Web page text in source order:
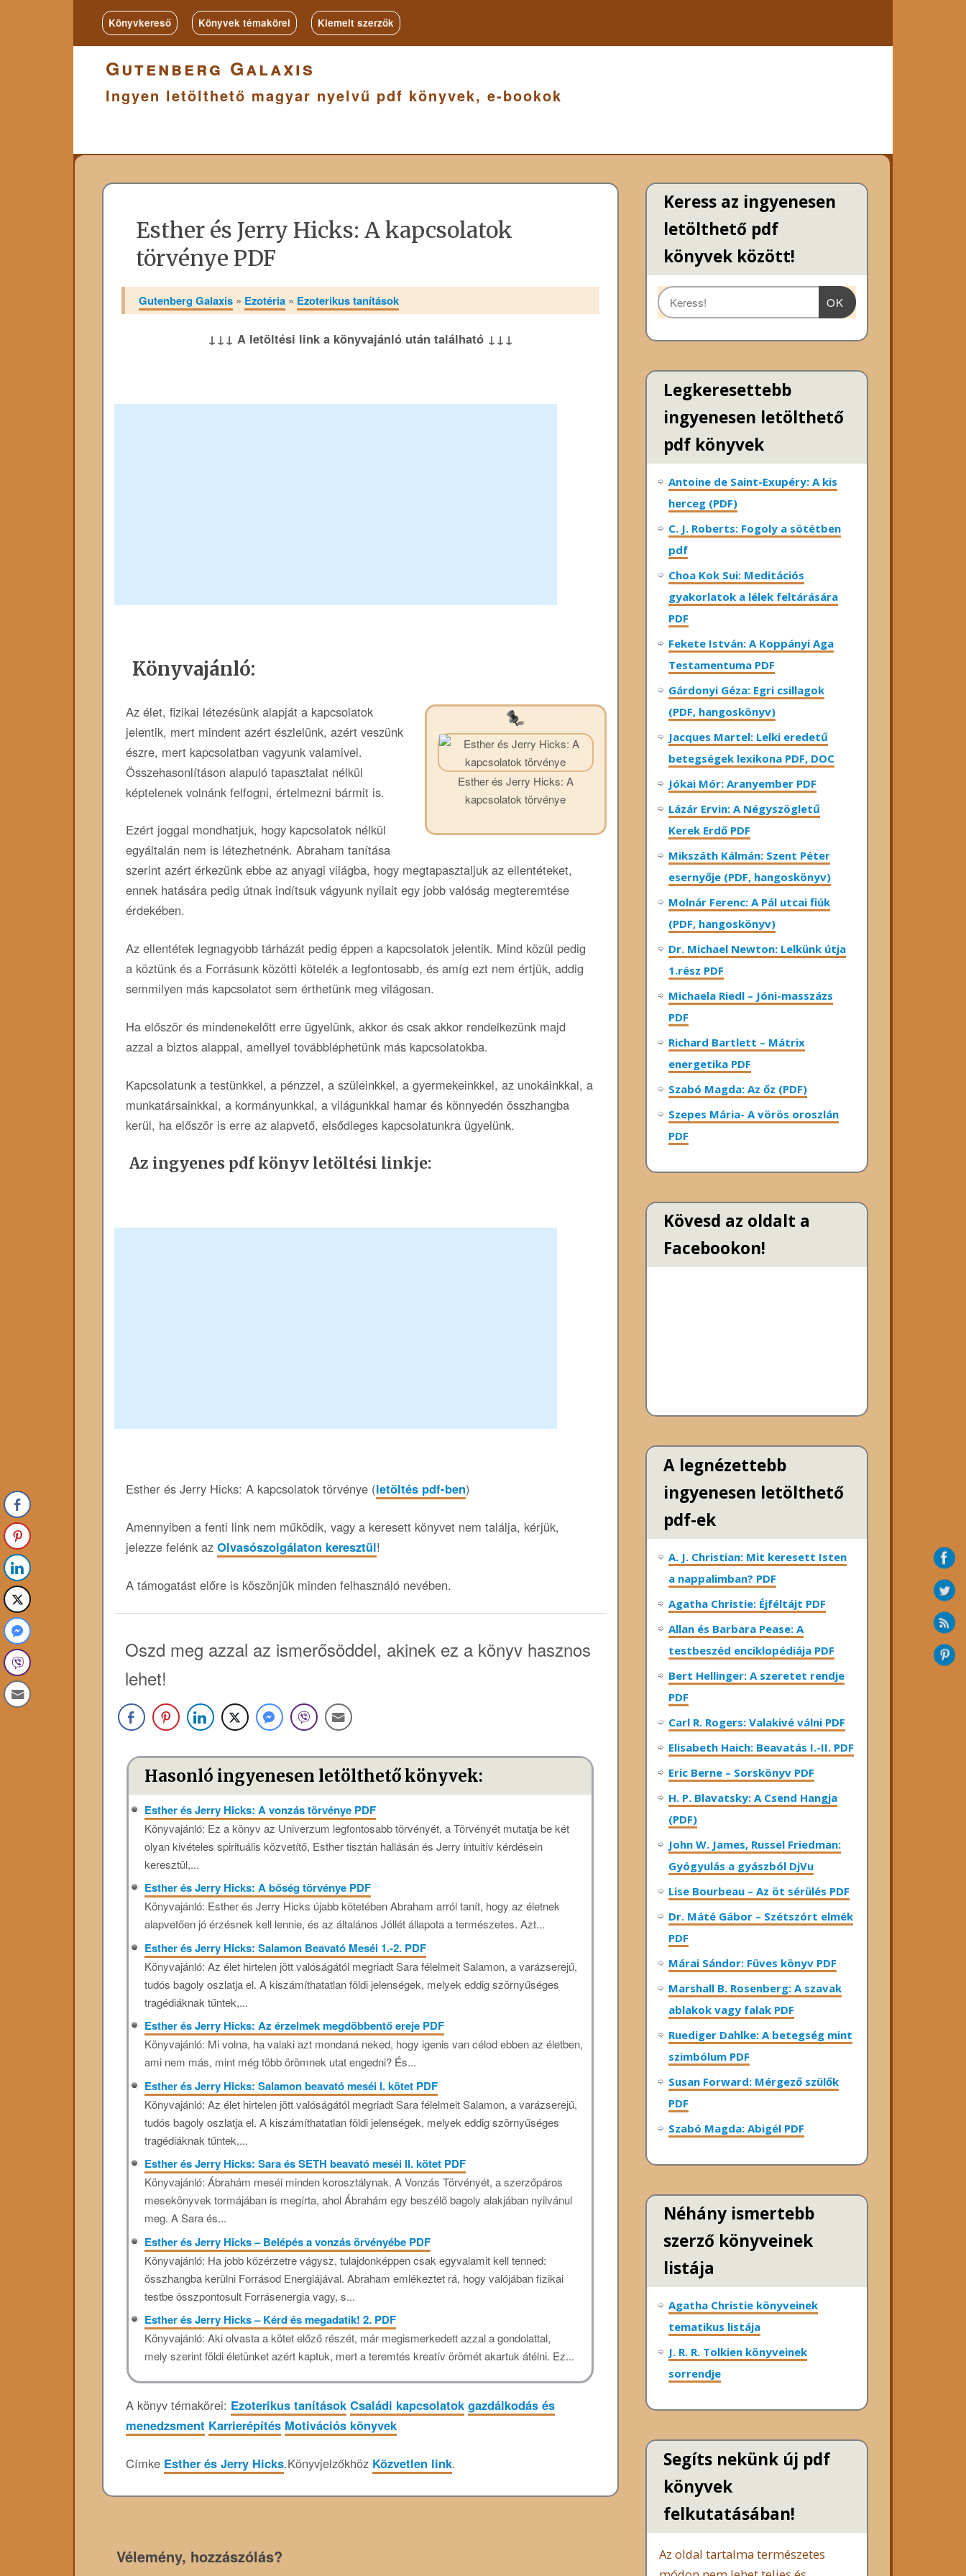
Könyvkereső Könyvek témakörei Kiemelt szerzők
Gutenberg Galaxis
Ingyen letölthető magyar nyelvű pdf könyvek, e-bookok
Esther és Jerry Hicks: A kapcsolatok
törvénye PDF
Gutenberg Galaxis » Ezotéria » Ezoterikus tanítások
↓↓↓ A letöltési link a könyvajánló után található ↓↓↓
Könyvajánló:
Esther és Jerry Hicks: A
kapcsolatok törvénye
Az élet, fizikai létezésünk alapját a kapcsolatok
jelentik, mert mindent azért észlelünk, azért veszünk
észre, mert kapcsolatban vagyunk valamivel.
Összehasonlításon alapuló tapasztalat nélkül
képtelenek volnánk felfogni, értelmezni bármit is.
Ezért joggal mondhatjuk, hogy kapcsolatok nélkül
egyáltalán nem is létezhetnénk. Abraham tanítása
szerint azért érkezünk ebbe az anyagi világba, hogy megtapasztaljuk az ellentéteket,
ennek hatására pedig útnak indítsuk vágyunk nyilait egy jobb valóság megteremtése
érdekében.
Az ellentétek legnagyobb tárházát pedig éppen a kapcsolatok jelentik. Mind közül pedig
a köztünk és a Forrásunk közötti kötelék a legfontosabb, és amíg ezt nem értjük, addig
semmilyen más kapcsolatot sem érthetünk meg világosan.
Ha először és mindenekelőtt erre ügyelünk, akkor és csak akkor rendelkezünk majd
azzal a biztos alappal, amellyel továbbléphetünk más kapcsolatokba.
Kapcsolatunk a testünkkel, a pénzzel, a szüleinkkel, a gyermekeinkkel, az unokáinkkal, a
munkatársainkkal, a kormányunkkal, a világunkkal hamar és könnyedén összhangba
kerül, ha először is erre az alapvető, elsődleges kapcsolatunkra ügyelünk.
Az ingyenes pdf könyv letöltési linkje:
Esther és Jerry Hicks: A kapcsolatok törvénye (letöltés pdf-ben)
Amennyiben a fenti link nem működik, vagy a keresett könyvet nem találja, kérjük,
jelezze felénk az Olvasószolgálaton keresztül!
A támogatást előre is köszönjük minden felhasználó nevében.
Oszd meg azzal az ismerősöddel, akinek ez a könyv hasznos
lehet!
Hasonló ingyenesen letölthető könyvek:
Esther és Jerry Hicks: A vonzás törvénye PDF
Könyvajánló: Ez a könyv az Univerzum legfontosabb törvényét, a Törvényét mutatja be két
olyan kivételes spirituális közvetítő, Esther tisztán hallásán és Jerry intuitív kérdésein
keresztül,...
Esther és Jerry Hicks: A bőség törvénye PDF
Könyvajánló: Esther és Jerry Hicks újabb kötetében Abraham arról tanít, hogy az életnek
alapvetően jó érzésnek kell lennie, és az általános Jóllét állapota a természetes. Azt...
Esther és Jerry Hicks: Salamon Beavató Meséi 1.-2. PDF
Könyvajánló: Az élet hirtelen jött valóságától megriadt Sara félelmeit Salamon, a varázserejű,
tudós bagoly oszlatja el. A kiszámíthatatlan földi jelenségek, melyek eddig szörnyűséges
tragédiáknak tűntek,...
Esther és Jerry Hicks: Az érzelmek megdöbbentő ereje PDF
Könyvajánló: Mi volna, ha valaki azt mondaná neked, hogy igenis van célod ebben az életben,
ami nem más, mint még több örömnek utat engedni? És...
Esther és Jerry Hicks: Salamon beavató meséi I. kötet PDF
Könyvajánló: Az élet hirtelen jött valóságától megriadt Sara félelmeit Salamon, a varázserejű,
tudós bagoly oszlatja el. A kiszámíthatatlan földi jelenségek, melyek eddig szörnyűséges
tragédiáknak tűntek,...
Esther és Jerry Hicks: Sara és SETH beavató meséi II. kötet PDF
Könyvajánló: Ábrahám meséi minden korosztálynak. A Vonzás Törvényét, a szerzőpáros
mesekönyvek tormájában is megírta, ahol Ábrahám egy beszélő bagoly alakjában nyilvánul
meg. A Sara és...
Esther és Jerry Hicks – Belépés a vonzás örvényébe PDF
Könyvajánló: Ha jobb közérzetre vágysz, tulajdonképpen csak egyvalamit kell tenned:
összhangba kerülni Forrásod Energiájával. Abraham emlékeztet rá, hogy valójában fizikai
testbe összpontosult Forrásenergia vagy, s...
Esther és Jerry Hicks – Kérd és megadatik! 2. PDF
Könyvajánló: Aki olvasta a kötet előző részét, már megismerkedett azzal a gondolattal,
mely szerint földi életünket azért kaptuk, mert a teremtés kreatív örömét akartuk átélni. Ez...
A könyv témakörei: Ezoterikus tanítások Családi kapcsolatok gazdálkodás és
menedzsment Karrierépítés Motivációs könyvek
Címke Esther és Jerry Hicks.Könyvjelzőkhöz Közvetlen link.
Vélemény, hozzászólás?
Keress az ingyenesen
letölthető pdf
könyvek között!
OK
Legkeresettebb
ingyenesen letölthető
pdf könyvek
Antoine de Saint-Exupéry: A kis
herceg (PDF)
C. J. Roberts: Fogoly a sötétben
pdf
Choa Kok Sui: Meditációs
gyakorlatok a lélek feltárására
PDF
Fekete István: A Koppányi Aga
Testamentuma PDF
Gárdonyi Géza: Egri csillagok
(PDF, hangoskönyv)
Jacques Martel: Lelki eredetű
betegségek lexikona PDF, DOC
Jókai Mór: Aranyember PDF
Lázár Ervin: A Négyszögletű
Kerek Erdő PDF
Mikszáth Kálmán: Szent Péter
esernyője (PDF, hangoskönyv)
Molnár Ferenc: A Pál utcai fiúk
(PDF, hangoskönyv)
Dr. Michael Newton: Lelkünk útja
1.rész PDF
Michaela Riedl – Jóni-masszázs
PDF
Richard Bartlett – Mátrix
energetika PDF
Szabó Magda: Az őz (PDF)
Szepes Mária- A vörös oroszlán
PDF
Kövesd az oldalt a
Facebookon!
A legnézettebb
ingyenesen letölthető
pdf-ek
A. J. Christian: Mit keresett Isten
a nappalimban? PDF
Agatha Christie: Éjféltájt PDF
Allan és Barbara Pease: A
testbeszéd enciklopédiája PDF
Bert Hellinger: A ​szeretet rendje
PDF
Carl R. Rogers: Valakivé válni PDF
Elisabeth Haich: Beavatás I.-II. PDF
Eric Berne – Sorskönyv PDF
H. P. Blavatsky: A Csend Hangja
(PDF)
John W. James, Russel Friedman:
Gyógyulás a gyászból DjVu
Lise Bourbeau – Az öt sérülés PDF
Dr. Máté Gábor – Szétszórt elmék
PDF
Márai Sándor: Füves könyv PDF
Marshall B. Rosenberg: A szavak
ablakok vagy falak PDF
Ruediger Dahlke: A betegség mint
szimbólum PDF
Susan Forward: Mérgező szülők
PDF
Szabó Magda: Abigél PDF
Néhány ismertebb
szerző könyveinek
listája
Agatha Christie könyveinek
tematikus listája
J. R. R. Tolkien könyveinek
sorrendje
Segíts nekünk új pdf
könyvek
felkutatásában!
Az oldal tartalma természetes